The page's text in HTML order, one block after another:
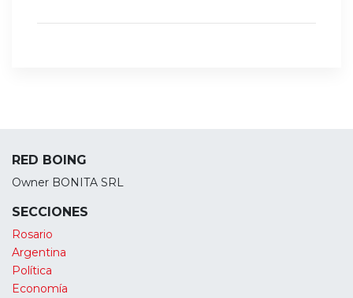
RED BOING
Owner BONITA SRL
SECCIONES
Rosario
Argentina
Política
Economía